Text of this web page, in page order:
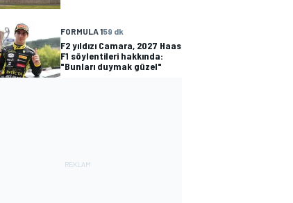
FORMULA 159 dk
F2 yıldızı Camara, 2027 Haas
F1 söylentileri hakkında:
"Bunları duymak güzel"